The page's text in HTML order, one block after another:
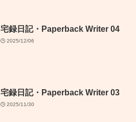
宅録日記・Paperback Writer 04
2025/12/06
宅録日記・Paperback Writer 03
2025/11/30